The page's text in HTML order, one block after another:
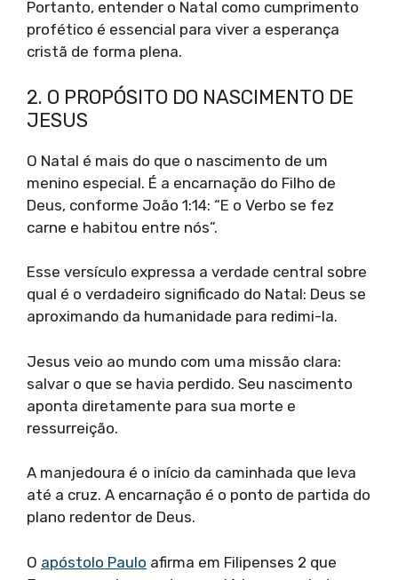
Portanto, entender o Natal como cumprimento
profético é essencial para viver a esperança
cristã de forma plena.
2. O PROPÓSITO DO NASCIMENTO DE
JESUS
O Natal é mais do que o nascimento de um
menino especial. É a encarnação do Filho de
Deus, conforme João 1:14: “E o Verbo se fez
carne e habitou entre nós”.
Esse versículo expressa a verdade central sobre
qual é o verdadeiro significado do Natal: Deus se
aproximando da humanidade para redimi-la.
Jesus veio ao mundo com uma missão clara:
salvar o que se havia perdido. Seu nascimento
aponta diretamente para sua morte e
ressurreição.
A manjedoura é o início da caminhada que leva
até a cruz. A encarnação é o ponto de partida do
plano redentor de Deus.
O apóstolo Paulo afirma em Filipenses 2 que